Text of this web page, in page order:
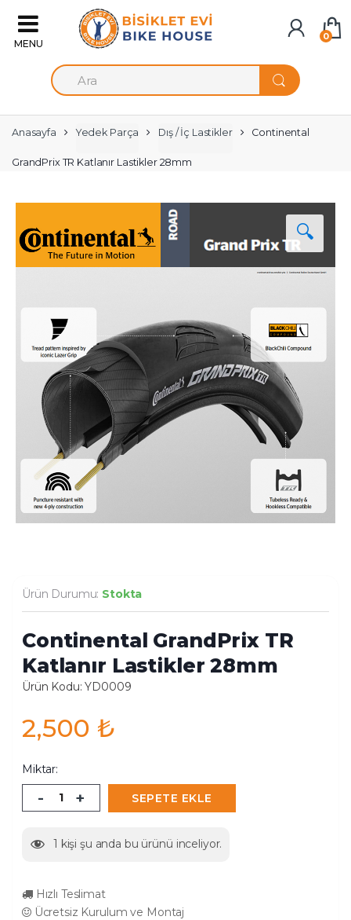
Skip to navigation
A
r
m
a
Anasayfa Yedek Parça Dış / İç Lastikler Continental
GrandPrix TR Katlanır Lastikler 28mm
🔍
Ürün Durumu: Stokta
Continental GrandPrix TR
Katlanır Lastikler 28mm
Ürün Kodu: YD0009
2,500 ₺
Miktar:
- + SEPETE EKLE
1 kişi şu anda bu ürünü inceliyor.
Hızlı Teslimat
Ücretsiz Kurulum ve Montaj
0